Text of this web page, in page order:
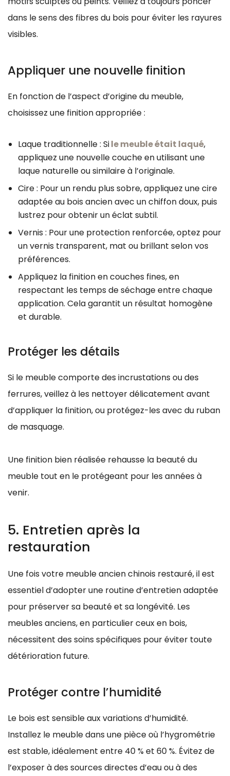
dans le sens des fibres du bois pour éviter les rayures
visibles.
Appliquer une nouvelle finition
En fonction de l’aspect d’origine du meuble,
choisissez une finition appropriée :
Laque traditionnelle : Sile meuble était laqué,
appliquez une nouvelle couche en utilisant une
laque naturelle ou similaire à l’originale.
Cire : Pour un rendu plus sobre, appliquez une cire
adaptée au bois ancien avec un chiffon doux, puis
lustrez pour obtenir un éclat subtil.
Vernis : Pour une protection renforcée, optez pour
un vernis transparent, mat ou brillant selon vos
préférences.
Appliquez la finition en couches fines, en
respectant les temps de séchage entre chaque
application. Cela garantit un résultat homogène
et durable.
Protéger les détails
Si le meuble comporte des incrustations ou des
ferrures, veillez à les nettoyer délicatement avant
d’appliquer la finition, ou protégez-les avec du ruban
de masquage.
Une finition bien réalisée rehausse la beauté du
meuble tout en le protégeant pour les années à
venir.
5. Entretien après la
restauration
Une fois votre meuble ancien chinois restauré, il est
essentiel d’adopter une routine d’entretien adaptée
pour préserver sa beauté et sa longévité. Les
meubles anciens, en particulier ceux en bois,
nécessitent des soins spécifiques pour éviter toute
détérioration future.
Protéger contre l’humidité
Le bois est sensible aux variations d’humidité.
Installez le meuble dans une pièce où l’hygrométrie
est stable, idéalement entre 40 % et 60 %. Évitez de
l’exposer à des sources directes d’eau ou à des